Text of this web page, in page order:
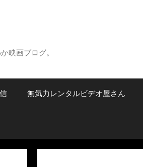
映画ブログ。
無気力レンタルビデオ屋さん